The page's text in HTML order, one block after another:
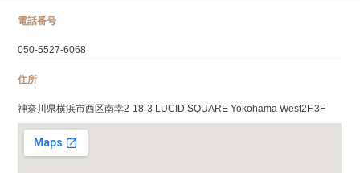
電話番号
050-5527-6068
住所
神奈川県横浜市西区南幸2-18-3 LUCID SQUARE Yokohama West2F,3F